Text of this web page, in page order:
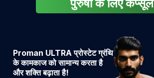
पुरुषों के लिए कैप्सूल
Proman ULTRA प्रोस्टेट ग्रंथि
के कामकाज को सामान्य करता है
और शक्ति बढ़ाता है!